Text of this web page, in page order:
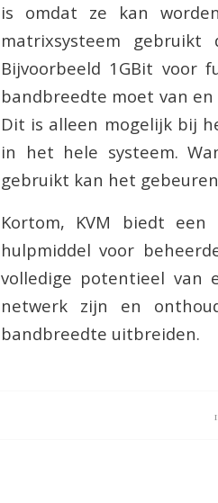
is omdat ze kan
matrixsysteem gebruikt
Bijvoorbeeld 1GBit voor
bandbreedte moet van
Dit is alleen mogelijk bij
in het hele systeem.
gebruikt kan het
Kortom, KVM biedt
hulpmiddel voor
volledige potentieel van
netwerk zijn en
bandbreedte uitbreiden.